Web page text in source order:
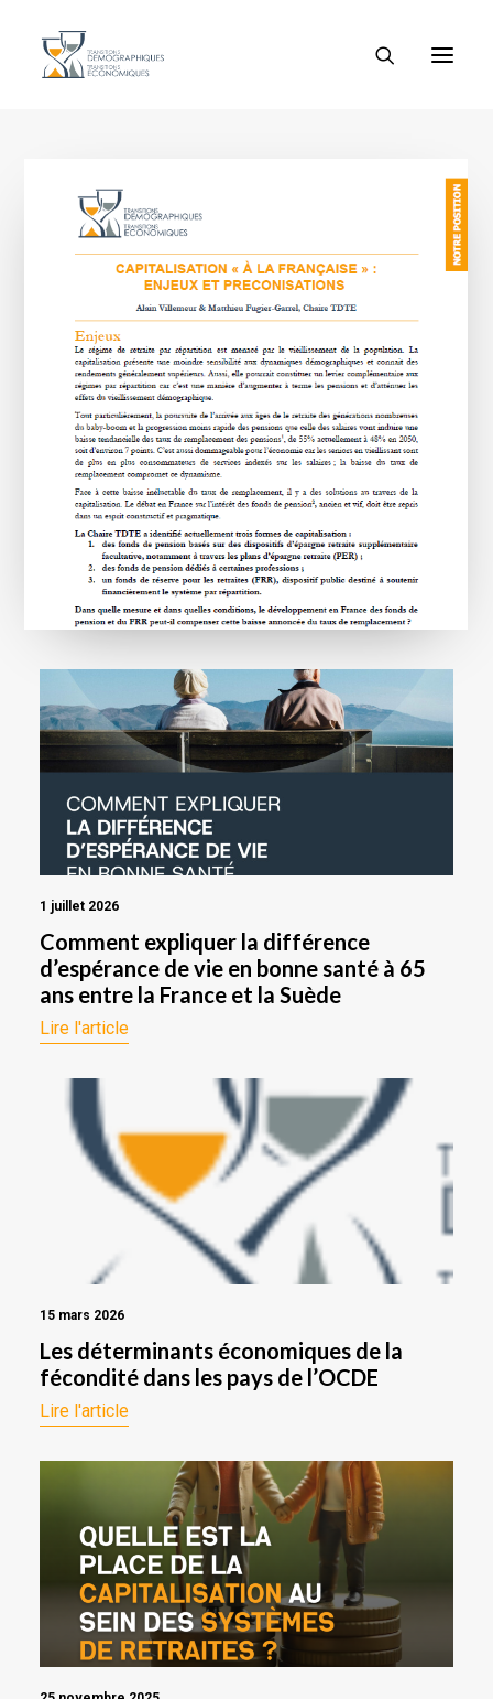
1 juillet 2026
Comment expliquer la différence
d’espérance de vie en bonne santé à 65
ans entre la France et la Suède
Lire l'article
15 mars 2026
Les déterminants économiques de la
fécondité dans les pays de l’OCDE
Lire l'article